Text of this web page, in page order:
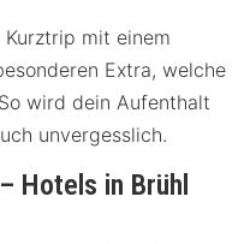
Kurztrip mit einem
Extra, welche
wird dein Aufenthalt
unvergesslich.
Hotels in Brühl